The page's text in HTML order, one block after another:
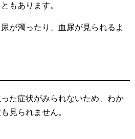
もあります。
が濁ったり、血尿が見られるよ
た症状がみられないため、わか
見られません。